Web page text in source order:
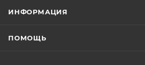
ИНФОРМАЦИЯ
ПОМОЩЬ